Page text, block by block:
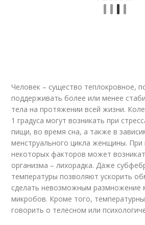
Человек – существо теплокровное,
поддерживать более или менее
тела на протяжении всей жизни.
1 градуса могут возникать при
пищи, во время сна, а также в
менструального цикла женщины. При
некоторых факторов может
организма – лихорадка. Даже
температуры позволяют ускорить
сделать невозможным размножение
микробов. Кроме того,
говорить о телесном или